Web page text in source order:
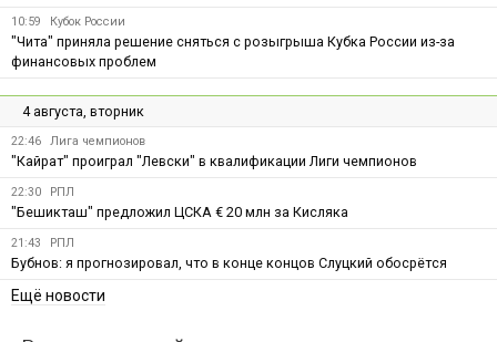
10:59 Кубок России
"Чита" приняла решение сняться с розыгрыша Кубка России из-за
финансовых проблем
4 августа, вторник
22:46 Лига чемпионов
"Кайрат" проиграл "Левски" в квалификации Лиги чемпионов
22:30 РПЛ
"Бешикташ" предложил ЦСКА € 20 млн за Кисляка
21:43 РПЛ
Бубнов: я прогнозировал, что в конце концов Слуцкий обосрётся
Ещё новости